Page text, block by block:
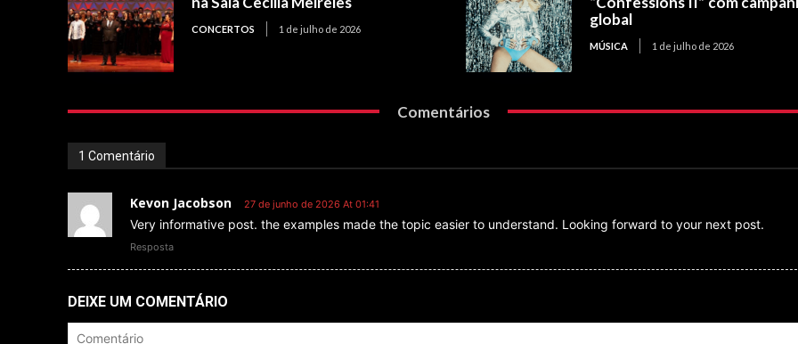
CONCERTOS 1 de julho de 2026
global
MÚSICA 1 de julho de 2026
Comentários
1 Comentário
Kevon Jacobson 27 de junho de 2026 At 01:41
Very informative post. the examples made the topic easier to understand. Looking forward to your next post.
Resposta
DEIXE UM COMENTÁRIO